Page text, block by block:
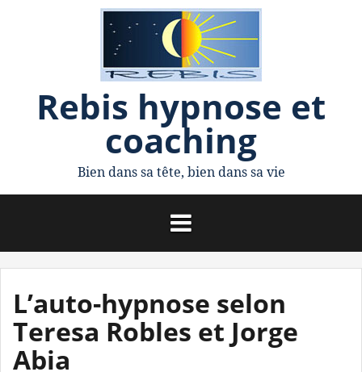
o
Rebis hypnose et
coaching
Bien dans sa tête, bien dans sa vie
L’auto-hypnose selon
Teresa Robles et Jorge
Abia